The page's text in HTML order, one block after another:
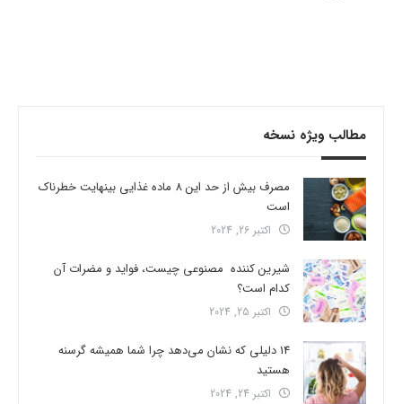
مطالب ویژه نسخه
مصرف بیش از حد این 8 ماده غذایی بینهایت خطرناک
است
اکتبر 26, 2024
شیرین کننده مصنوعی چیست، فواید و مضرات آن
کدام است؟
اکتبر 25, 2024
14 دلیلی که نشان می‌دهد چرا شما همیشه گرسنه
هستید
اکتبر 24, 2024